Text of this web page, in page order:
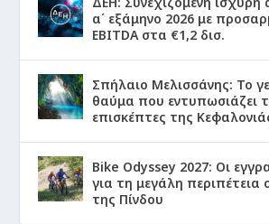
α΄ εξάμηνο 2026 με
EBITDA στα €1,2 δισ.
Σπήλαιο Μελισσάνης: Το
θαύμα που εντυπωσιάζει
επισκέπτες της
Bike Odyssey 2027: Οι
για τη μεγάλη περιπέτεια
της Πίνδου